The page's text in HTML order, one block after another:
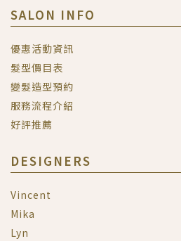
SALON INFO
優惠活動資訊
髮型價目表
變髮造型預約
服務流程介紹
好評推薦
DESIGNERS
Vincent
Mika
Lyn